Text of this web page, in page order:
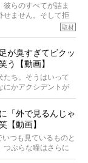
示すものではありません
らのすべてが詰ま
せません。そして拒
る”ことも理由のひと
ニューヨーク」の
だきました！ イン
取材
が臭すぎてビクッ
う【動画】
たち。そうはいって
にかアクシデントが
ありません。全ての
「外で見るんじゃ
【動画】
つも見ているものと
つぶらな瞳はさらに
にモフモフに見えま